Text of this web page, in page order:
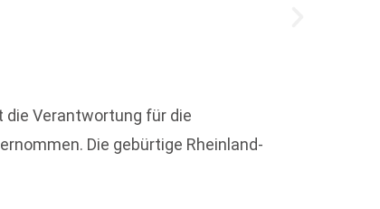
die Verantwortung für die
Die gebürtige Rheinland-